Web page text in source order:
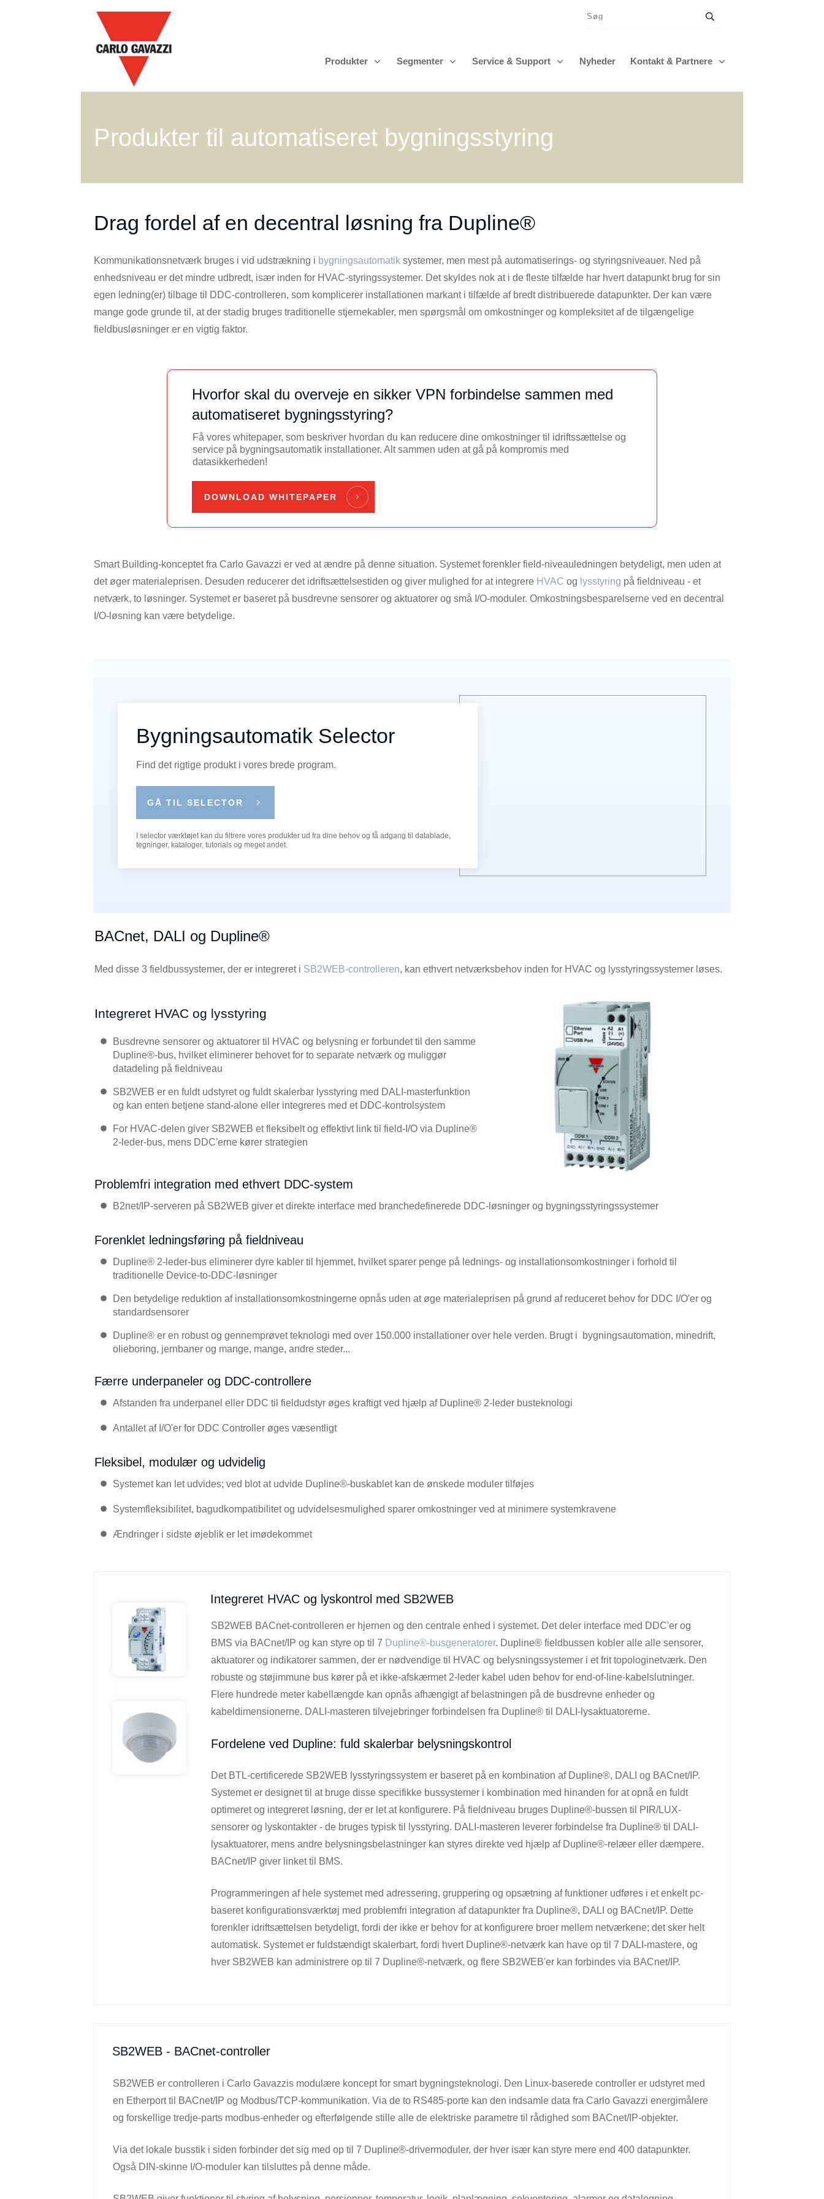
Produkter Segmenter Service & Support Nyheder Kontakt & Partnere
Produkter til automatiseret bygningsstyring
Drag fordel af en decentral løsning fra Dupline®
Kommunikationsnetværk bruges i vid udstrækning i bygningsautomatik systemer, men mest på automatiserings- og styringsniveauer. Ned på
enhedsniveau er det mindre udbredt, især inden for HVAC-styringssystemer. Det skyldes nok at i de fleste tilfælde har hvert datapunkt brug for sin
egen ledning(er) tilbage til DDC-controlleren, som komplicerer installationen markant i tilfælde af bredt distribuerede datapunkter. Der kan være
mange gode grunde til, at der stadig bruges traditionelle stjernekabler, men spørgsmål om omkostninger og kompleksitet af de tilgængelige
fieldbusløsninger er en vigtig faktor.
Hvorfor skal du overveje en sikker VPN forbindelse sammen med
automatiseret bygningsstyring?
Få vores whitepaper, som beskriver hvordan du kan reducere dine omkostninger til idriftssættelse og
service på bygningsautomatik installationer. Alt sammen uden at gå på kompromis med
datasikkerheden!
DOWNLOAD WHITEPAPER
Smart Building-konceptet fra Carlo Gavazzi er ved at ændre på denne situation. Systemet forenkler field-niveauledningen betydeligt, men uden at
det øger materialeprisen. Desuden reducerer det idriftsættelsestiden og giver mulighed for at integrere HVAC og lysstyring på fieldniveau - et
netværk, to løsninger. Systemet er baseret på busdrevne sensorer og aktuatorer og små I/O-moduler. Omkostningsbesparelserne ved en decentral
I/O-løsning kan være betydelige.
Bygningsautomatik Selector
Find det rigtige produkt i vores brede program.
GÅ TIL SELECTOR
I selector værktøjet kan du filtrere vores produkter ud fra dine behov og få adgang til datablade,
tegninger, kataloger, tutorials og meget andet.
BACnet, DALI og Dupline®
Med disse 3 fieldbussystemer, der er integreret i SB2WEB-controlleren, kan ethvert netværksbehov inden for HVAC og lysstyringssystemer løses.
Integreret HVAC og lysstyring
Busdrevne sensorer og aktuatorer til HVAC og belysning er forbundet til den samme
Dupline®-bus, hvilket eliminerer behovet for to separate netværk og muliggør
datadeling på fieldniveau
SB2WEB er en fuldt udstyret og fuldt skalerbar lysstyring med DALI-masterfunktion
og kan enten betjene stand-alone eller integreres med et DDC-kontrolsystem
For HVAC-delen giver SB2WEB et fleksibelt og effektivt link til field-I/O via Dupline®
2-leder-bus, mens DDC'erne kører strategien
Problemfri integration med ethvert DDC-system
B2net/IP-serveren på SB2WEB giver et direkte interface med branchedefinerede DDC-løsninger og bygningsstyringssystemer
Forenklet ledningsføring på fieldniveau
Dupline® 2-leder-bus eliminerer dyre kabler til hjemmet, hvilket sparer penge på lednings- og installationsomkostninger i forhold til
traditionelle Device-to-DDC-løsninger
Den betydelige reduktion af installationsomkostningerne opnås uden at øge materialeprisen på grund af reduceret behov for DDC I/O'er og
standardsensorer
Dupline® er en robust og gennemprøvet teknologi med over 150.000 installationer over hele verden. Brugt i bygningsautomation, minedrift,
olieboring, jernbaner og mange, mange, andre steder...
Færre underpaneler og DDC-controllere
Afstanden fra underpanel eller DDC til fieldudstyr øges kraftigt ved hjælp af Dupline® 2-leder busteknologi
Antallet af I/O'er for DDC Controller øges væsentligt
Fleksibel, modulær og udvidelig
Systemet kan let udvides; ved blot at udvide Dupline®-buskablet kan de ønskede moduler tilføjes
Systemfleksibilitet, bagudkompatibilitet og udvidelsesmulighed sparer omkostninger ved at minimere systemkravene
Ændringer i sidste øjeblik er let imødekommet
Integreret HVAC og lyskontrol med SB2WEB
SB2WEB BACnet-controlleren er hjernen og den centrale enhed i systemet. Det deler interface med DDC'er og
BMS via BACnet/IP og kan styre op til 7 Dupline®-busgeneratorer. Dupline® fieldbussen kobler alle alle sensorer,
aktuatorer og indikatorer sammen, der er nødvendige til HVAC og belysningssystemer i et frit topologinetværk. Den
robuste og støjimmune bus kører på et ikke-afskærmet 2-leder kabel uden behov for end-of-line-kabelslutninger.
Flere hundrede meter kabellængde kan opnås afhængigt af belastningen på de busdrevne enheder og
kabeldimensionerne. DALI-masteren tilvejebringer forbindelsen fra Dupline® til DALI-lysaktuatorerne.
Fordelene ved Dupline: fuld skalerbar belysningskontrol
Det BTL-certificerede SB2WEB lysstyringssystem er baseret på en kombination af Dupline®, DALI og BACnet/IP.
Systemet er designet til at bruge disse specifikke bussystemer i kombination med hinanden for at opnå en fuldt
optimeret og integreret løsning, der er let at konfigurere. På fieldniveau bruges Dupline®-bussen til PIR/LUX-
sensorer og lyskontakter - de bruges typisk til lysstyring. DALI-masteren leverer forbindelse fra Dupline® til DALI-
lysaktuatorer, mens andre belysningsbelastninger kan styres direkte ved hjælp af Dupline®-relæer eller dæmpere.
BACnet/IP giver linket til BMS.
Programmeringen af hele systemet med adressering, gruppering og opsætning af funktioner udføres i et enkelt pc-
baseret konfigurationsværktøj med problemfri integration af datapunkter fra Dupline®, DALI og BACnet/IP. Dette
forenkler idriftsættelsen betydeligt, fordi der ikke er behov for at konfigurere broer mellem netværkene; det sker helt
automatisk. Systemet er fuldstændigt skalerbart, fordi hvert Dupline®-netværk kan have op til 7 DALI-mastere, og
hver SB2WEB kan administrere op til 7 Dupline®-netværk, og flere SB2WEB'er kan forbindes via BACnet/IP.
SB2WEB - BACnet-controller
SB2WEB er controlleren i Carlo Gavazzis modulære koncept for smart bygningsteknologi. Den Linux-baserede controller er udstyret med
en Etherport til BACnet/IP og Modbus/TCP-kommunikation. Via de to RS485-porte kan den indsamle data fra Carlo Gavazzi energimålere
og forskellige tredje-parts modbus-enheder og efterfølgende stille alle de elektriske parametre til rådighed som BACnet/IP-objekter.
Via det lokale busstik i siden forbinder det sig med op til 7 Dupline®-drivermoduler, der hver især kan styre mere end 400 datapunkter.
Også DIN-skinne I/O-moduler kan tilsluttes på denne måde.